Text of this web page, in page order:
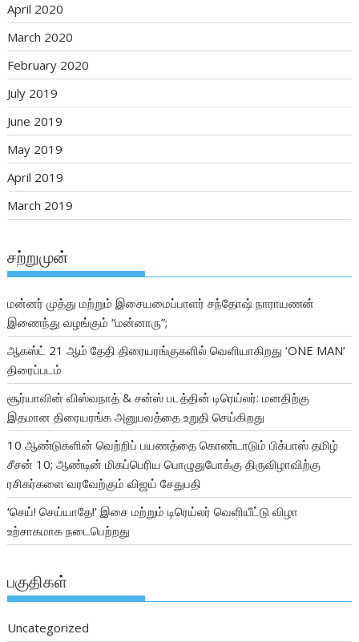
April 2020
March 2020
February 2020
July 2019
June 2019
May 2019
April 2019
March 2019
சற்றுமுன்
மன்னர் முத்து மற்றும் இசையமைப்பாளர் சந்தோஷ் நாராயணன்
இணைந்து வழங்கும் “மன்னாரு”;
ஆகஸ்ட் 21 ஆம் தேதி திரையரங்குகளில் வெளியாகிறது ‘ONE MAN’
திரைப்படம்
சூர்யாவின் விஸ்வநாத் & சன்ஸ் படத்தின் டிரெய்லர்: மனதிற்கு
இதமான திரையரங்க அனுபவத்தை உறுதி செய்கிறது
10 ஆண்டுகளின் வெற்றிப் பயணத்தை கொண்டாடும் பிக்பாஸ் தமிழ்
சீசன் 10; ஆண்டின் மிகப்பெரிய பொழுதுபோக்கு திருவிழாவிற்கு
ரசிகர்களை வரவேற்கும் விஜய் சேதுபதி
‘செய்! செய்யாதே!’ இசை மற்றும் டிரெய்லர் வெளியீட்டு விழா
உற்சாகமாக நடைபெற்றது
பகுதிகள்
Uncategorized